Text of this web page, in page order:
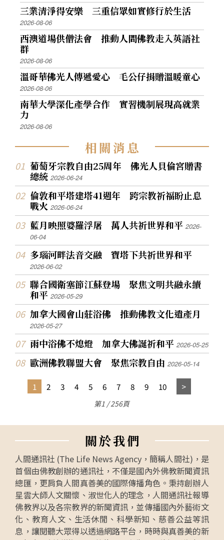
三業清淨得安樂 三重信眾如實修行於生活
2026-08-06
西澳道場供僧法會 推動人間佛教走入英語社
群
2026-08-06
溫哥華佛光人傳遞愛心 毛公仔捐贈溫暖童心
2026-08-06
南華大學深化產學合作 實習機制展現高就業
力
2026-08-06
相關消息
葡萄牙宗教自由25周年 佛光人貝倫宮贈書
總統2026-06-24
倫敦和平塔建塔41週年 跨宗教祈福盼止息
戰火2026-06-24
藍月映照婆羅浮屠 萬人共祈世界和平2026-
06-04
多瑙河畔法音交融 寶塔下共祈世界和平
2026-06-02
聯合國衛塞節江蘇登場 聚焦文明共融永續
和平2026-05-29
加拿大國會山莊浴佛 推動佛教文化遺產月
2026-05-27
雨中浴佛不熄燈 加拿大佛誕祈和平2026-05-25
歐洲佛教聯盟大會 聚焦宗教自由2026-05-14
1 2 3 4 5 6 7 8 9 10
第1 / 256頁
關於我們
人間通訊社 (The Life News Agency，簡稱人間社)，是
首個由佛教創辦的通訊社，不僅是國內外佛教新聞資訊
總匯，更肩負人間真善美的國際傳播角色。秉持創辦人
星雲大師人文關懷、淑世化人的理念，人間通訊社報導
佛教界以及各宗教界的新聞資訊，並傳播國內外藝術文
化、教育人文、生活休閒、科學新知、慈善公益等訊
息，讓閱聽大眾得以透過網路平台，時時與真善美的新